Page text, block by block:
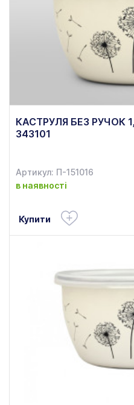
КАСТРУЛЯ БЕЗ РУЧОК
343101
Артикул: П-151016
в наявності
Купити